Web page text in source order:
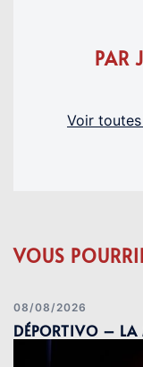
PAR
Voir
VOUS
08/08/2026
DÉPORTIVO –